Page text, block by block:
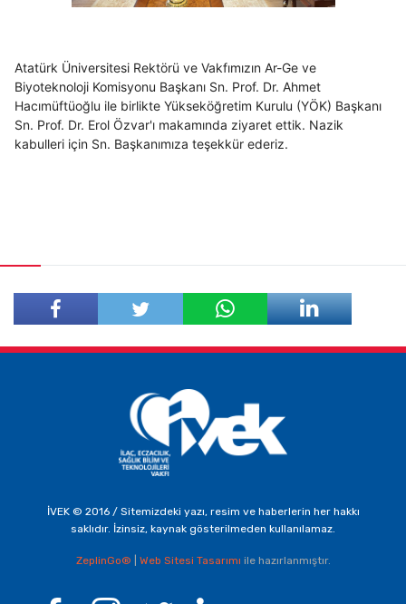
Atatürk Üniversitesi Rektörü ve Vakfımızın Ar-Ge ve
Biyoteknoloji Komisyonu Başkanı Sn. Prof. Dr. Ahmet
Hacımüftüoğlu ile birlikte Yükseköğretim Kurulu (YÖK) Başkanı
Sn. Prof. Dr. Erol Özvar'ı makamında ziyaret ettik. Nazik
kabulleri için Sn. Başkanımıza teşekkür ederiz.
İVEK © 2016 / Sitemizdeki yazı, resim ve haberlerin her hakkı
saklıdır. İzinsiz, kaynak gösterilmeden kullanılamaz.
ZeplinGo® Web Sitesi Tasarımı ile hazırlanmıştır.